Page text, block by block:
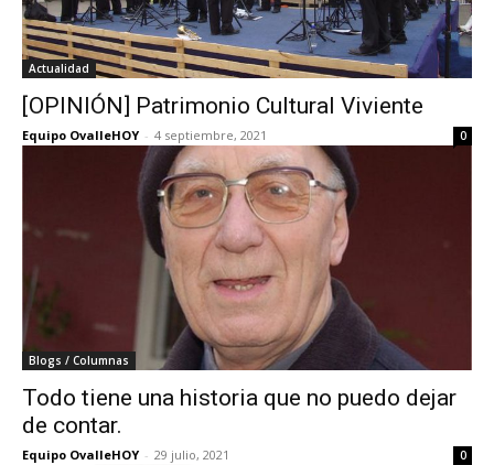
Actualidad
[OPINIÓN] Patrimonio Cultural Viviente
Equipo OvalleHOY - 4 septiembre, 2021 0
Blogs / Columnas
Todo tiene una historia que no puedo dejar
de contar.
Equipo OvalleHOY - 29 julio, 2021 0